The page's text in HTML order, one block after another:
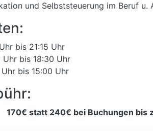
und Selbststeuerung im Beruf
bis 21:15 Uhr
Uhr bis 18:30 Uhr
bis 15:00 Uhr
170€ statt 240€ bei Buchungen bis